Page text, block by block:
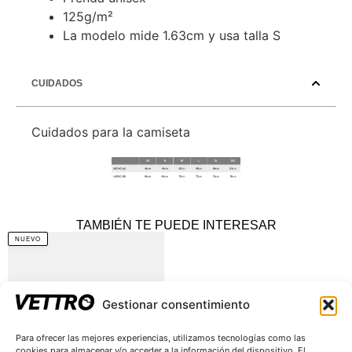
Gestionar consentimiento
Para ofrecer las mejores experiencias, utilizamos tecnologías como las
125g/m²
La modelo mide 1.63cm y usa talla S
CUIDADOS
Cuidados para la camiseta
TAMBIÉN TE PUEDE INTERESAR
NUEVO